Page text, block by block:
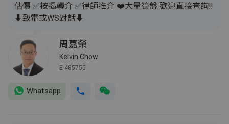
估價 ✅️按揭轉介 ✅️律師推介 ❤️大量筍盤 歡迎直接查詢‼️
⬇️致電或WS對話⬇️
周嘉榮
Kelvin Chow
E-485755
Whatsapp